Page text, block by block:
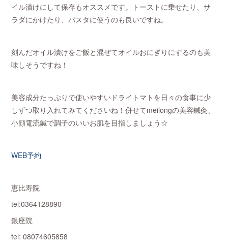
イル漬けにして保存もオススメです。トーストに乗せたり、サ
ラダにかけたり、パスタに使うのも良いですね。
刻んだオイル漬けをご飯と混ぜてオイルおにぎりにするのも美
味しそうですね！
美容成分たっぷりで使いやすいドライトマトを日々の食事に少
しずつ取り入れてみてくださいね！併せてmeilongの美容鍼灸、
小顔電流鍼で調子のいいお肌を目指しましょう☆
WEB予約
恵比寿院
tel:0364128890
銀座院
tel: 08074605858